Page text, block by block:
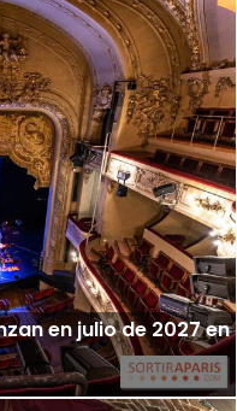
en julio de 2027 en